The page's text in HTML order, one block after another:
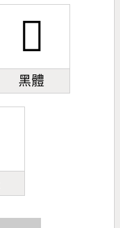
𠘪
黑體